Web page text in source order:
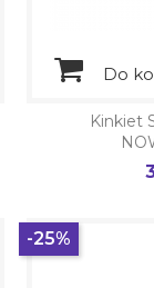
Do
Kinkiet
-25%